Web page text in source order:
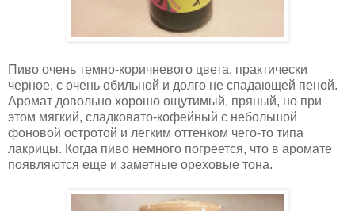
Пиво очень темно-коричневого цвета, практически
черное, с очень обильной и долго не спадающей пеной.
Аромат довольно хорошо ощутимый, пряный, но при
этом мягкий, сладковато-кофейный с небольшой
фоновой остротой и легким оттенком чего-то типа
лакрицы. Когда пиво немного погреется, что в аромате
появляются еще и заметные ореховые тона.